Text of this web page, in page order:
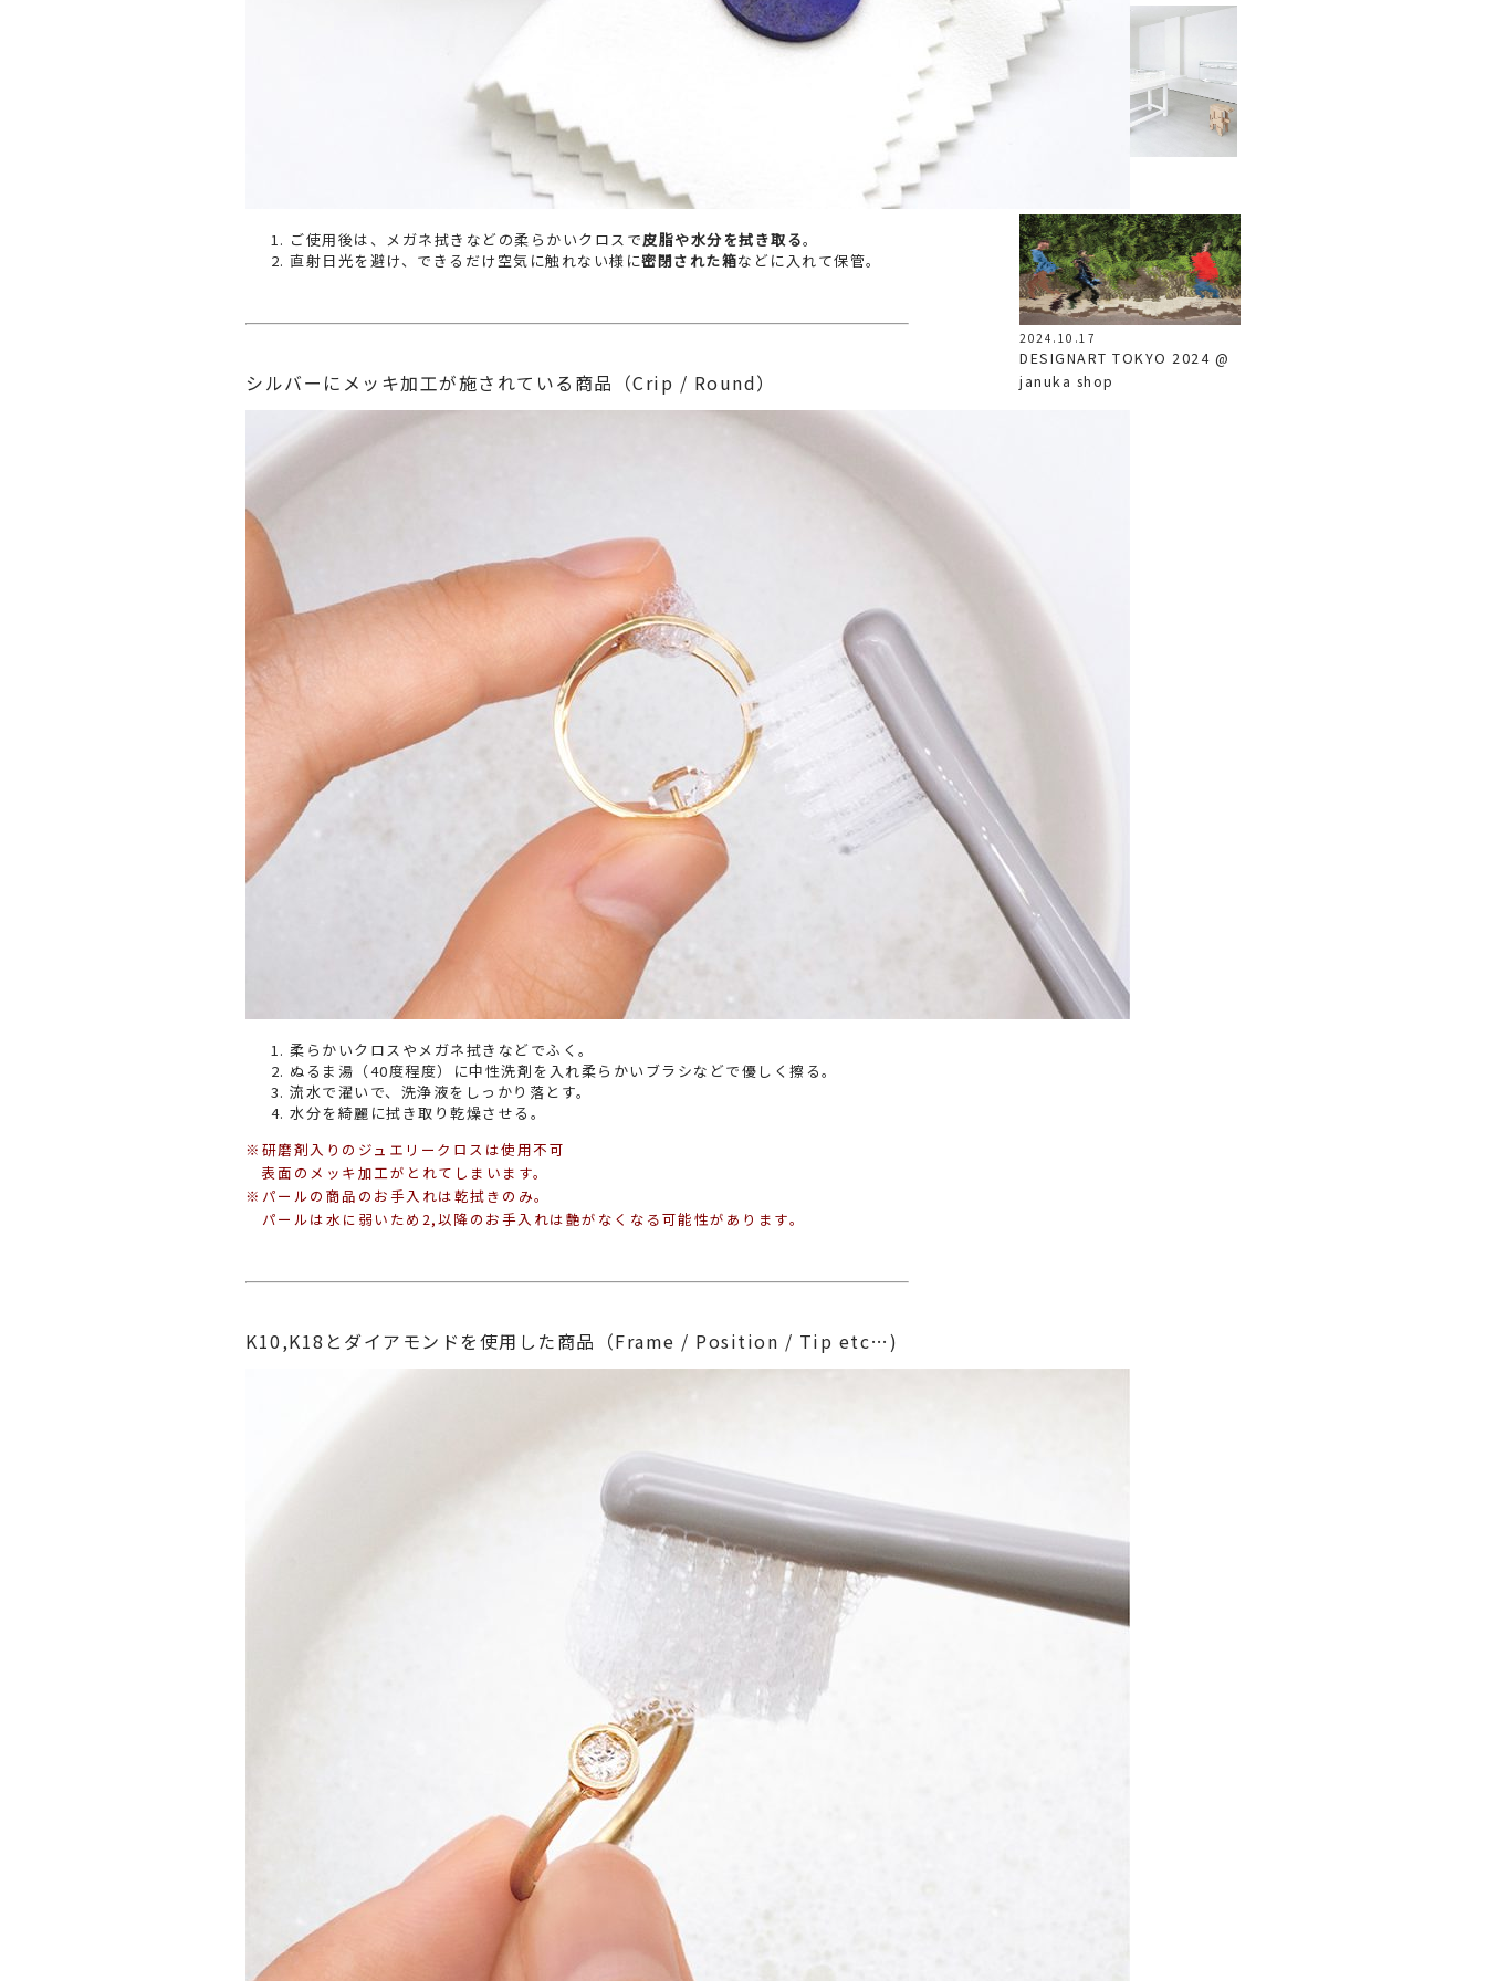
2024.10.17
DESIGNART TOKYO 2024 @
januka shop
ご使用後は、メガネ拭きなどの柔らかいクロスで皮脂や水分を拭き取る。
直射日光を避け、できるだけ空気に触れない様に密閉された箱などに入れて保管。
シルバーにメッキ加工が施されている商品（Crip / Round）
柔らかいクロスやメガネ拭きなどでふく。
ぬるま湯（40度程度）に中性洗剤を入れ柔らかいブラシなどで優しく擦る。
流水で濯いで、洗浄液をしっかり落とす。
水分を綺麗に拭き取り乾燥させる。
※研磨剤入りのジュエリークロスは使用不可
表面のメッキ加工がとれてしまいます。
※パールの商品のお手入れは乾拭きのみ。
パールは水に弱いため2,以降のお手入れは艶がなくなる可能性があります。
K10,K18とダイアモンドを使用した商品（Frame / Position / Tip etc…)